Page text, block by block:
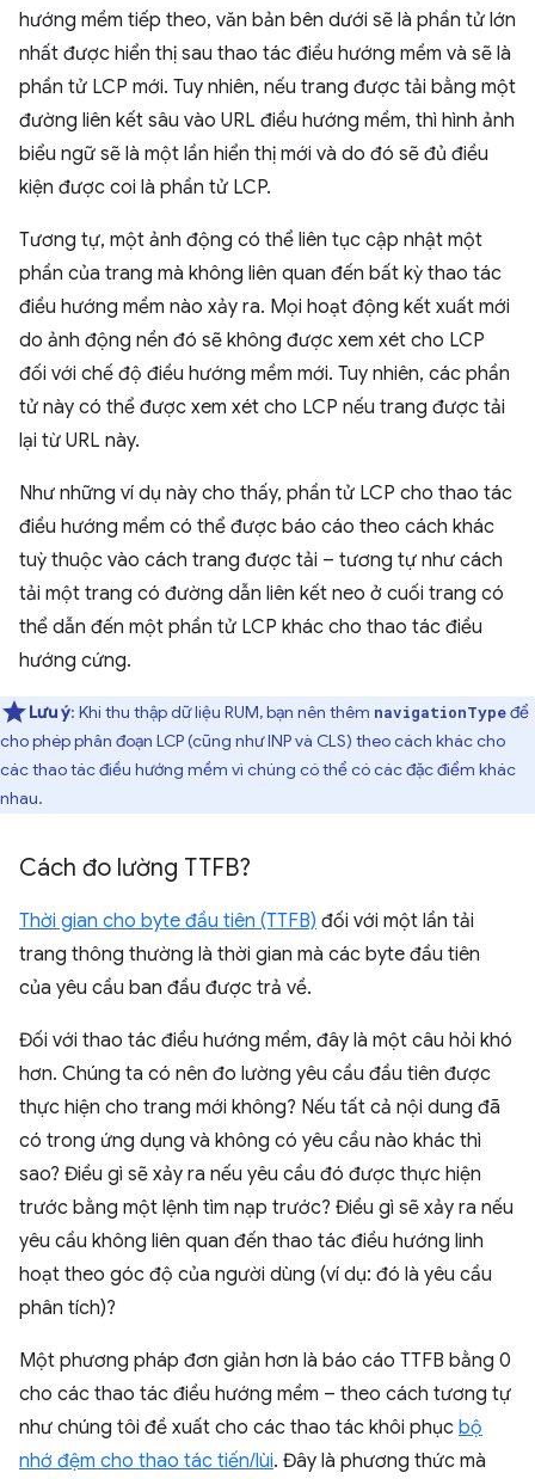
hướng mềm tiếp theo, văn bản bên dưới sẽ là phần tử lớn
nhất được hiển thị sau thao tác điều hướng mềm và sẽ là
phần tử LCP mới. Tuy nhiên, nếu trang được tải bằng một
đường liên kết sâu vào URL điều hướng mềm, thì hình ảnh
biểu ngữ sẽ là một lần hiển thị mới và do đó sẽ đủ điều
kiện được coi là phần tử LCP.
Tương tự, một ảnh động có thể liên tục cập nhật một
phần của trang mà không liên quan đến bất kỳ thao tác
điều hướng mềm nào xảy ra. Mọi hoạt động kết xuất mới
do ảnh động nền đó sẽ không được xem xét cho LCP
đối với chế độ điều hướng mềm mới. Tuy nhiên, các phần
tử này có thể được xem xét cho LCP nếu trang được tải
lại từ URL này.
Như những ví dụ này cho thấy, phần tử LCP cho thao tác
điều hướng mềm có thể được báo cáo theo cách khác
tuỳ thuộc vào cách trang được tải – tương tự như cách
tải một trang có đường dẫn liên kết neo ở cuối trang có
thể dẫn đến một phần tử LCP khác cho thao tác điều
hướng cứng.
Lưu ý: Khi thu thập dữ liệu RUM, bạn nên thêm navigationTypeđể
cho phép phân đoạn LCP (cũng như INP và CLS) theo cách khác cho
các thao tác điều hướng mềm vì chúng có thể có các đặc điểm khác
nhau.
Cách đo lường TTFB?
Thời gian cho byte đầu tiên (TTFB) đối với một lần tải
trang thông thường là thời gian mà các byte đầu tiên
của yêu cầu ban đầu được trả về.
Đối với thao tác điều hướng mềm, đây là một câu hỏi khó
hơn. Chúng ta có nên đo lường yêu cầu đầu tiên được
thực hiện cho trang mới không? Nếu tất cả nội dung đã
có trong ứng dụng và không có yêu cầu nào khác thì
sao? Điều gì sẽ xảy ra nếu yêu cầu đó được thực hiện
trước bằng một lệnh tìm nạp trước? Điều gì sẽ xảy ra nếu
yêu cầu không liên quan đến thao tác điều hướng linh
hoạt theo góc độ của người dùng (ví dụ: đó là yêu cầu
phân tích)?
Một phương pháp đơn giản hơn là báo cáo TTFB bằng 0
cho các thao tác điều hướng mềm – theo cách tương tự
như chúng tôi đề xuất cho các thao tác khôi phục bộ
nhớ đệm cho thao tác tiến/lùi. Đây là phương thức mà